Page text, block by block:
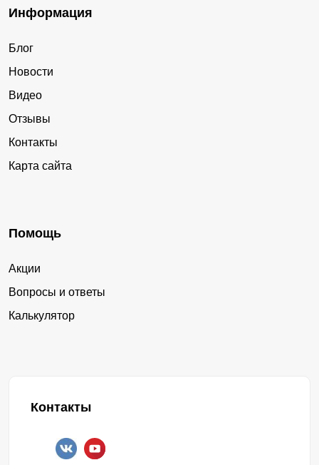
Информация
Блог
Новости
Видео
Отзывы
Контакты
Карта сайта
Помощь
Акции
Вопросы и ответы
Калькулятор
Контакты